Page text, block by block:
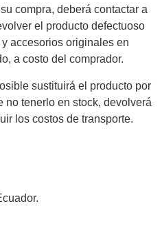
compra, deberá contactar a
el producto defectuoso
accesorios originales en
a costo del comprador.
sustituirá el producto por
no tenerlo en stock, devolverá
los costos de transporte.